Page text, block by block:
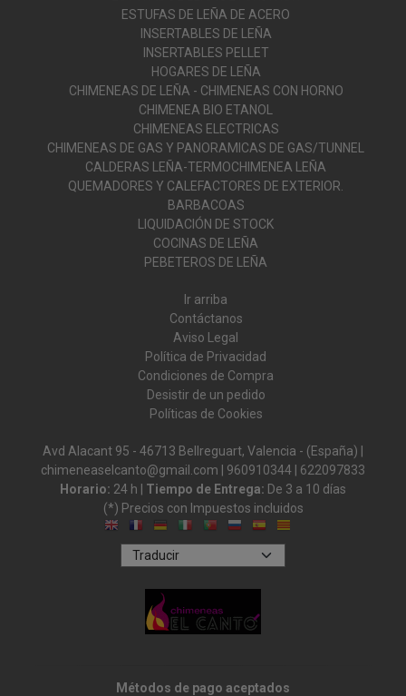
ESTUFAS DE LEÑA DE ACERO
INSERTABLES DE LEÑA
INSERTABLES PELLET
HOGARES DE LEÑA
CHIMENEAS DE LEÑA - CHIMENEAS CON HORNO
CHIMENEA BIO ETANOL
CHIMENEAS ELECTRICAS
CHIMENEAS DE GAS Y PANORAMICAS DE GAS/TUNNEL
CALDERAS LEÑA-TERMOCHIMENEA LEÑA
QUEMADORES Y CALEFACTORES DE EXTERIOR.
BARBACOAS
LIQUIDACIÓN DE STOCK
COCINAS DE LEÑA
PEBETEROS DE LEÑA
Ir arriba
Contáctanos
Aviso Legal
Política de Privacidad
Condiciones de Compra
Desistir de un pedido
Políticas de Cookies
Avd Alacant 95 - 46713 Bellreguart, Valencia - (España) |
chimeneaselcanto@gmail.com | 960910344
622097833
Horario: 24 h | Tiempo de Entrega: De 3 a 10 días
(*) Precios con Impuestos incluidos
Métodos de pago aceptados